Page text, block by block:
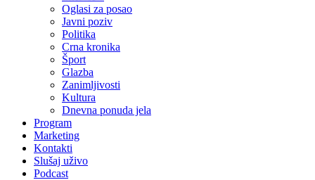
Oglasi za posao
Javni poziv
Politika
Crna kronika
Šport
Glazba
Zanimljivosti
Kultura
Dnevna ponuda jela
Program
Marketing
Kontakti
Slušaj uživo
Podcast